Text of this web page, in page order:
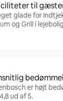
til
glade for
og Grill i
er højt
ud af 5.